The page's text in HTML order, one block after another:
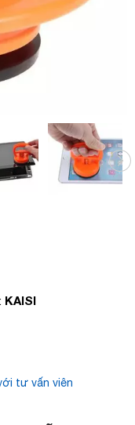
KAISI
tư vấn viên